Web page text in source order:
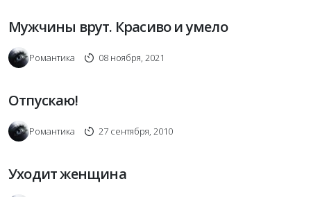
Мужчины врут. Красиво и умело
Романтика 08 ноября, 2021
Отпускаю!
Романтика 27 сентября, 2010
Уходит женщина